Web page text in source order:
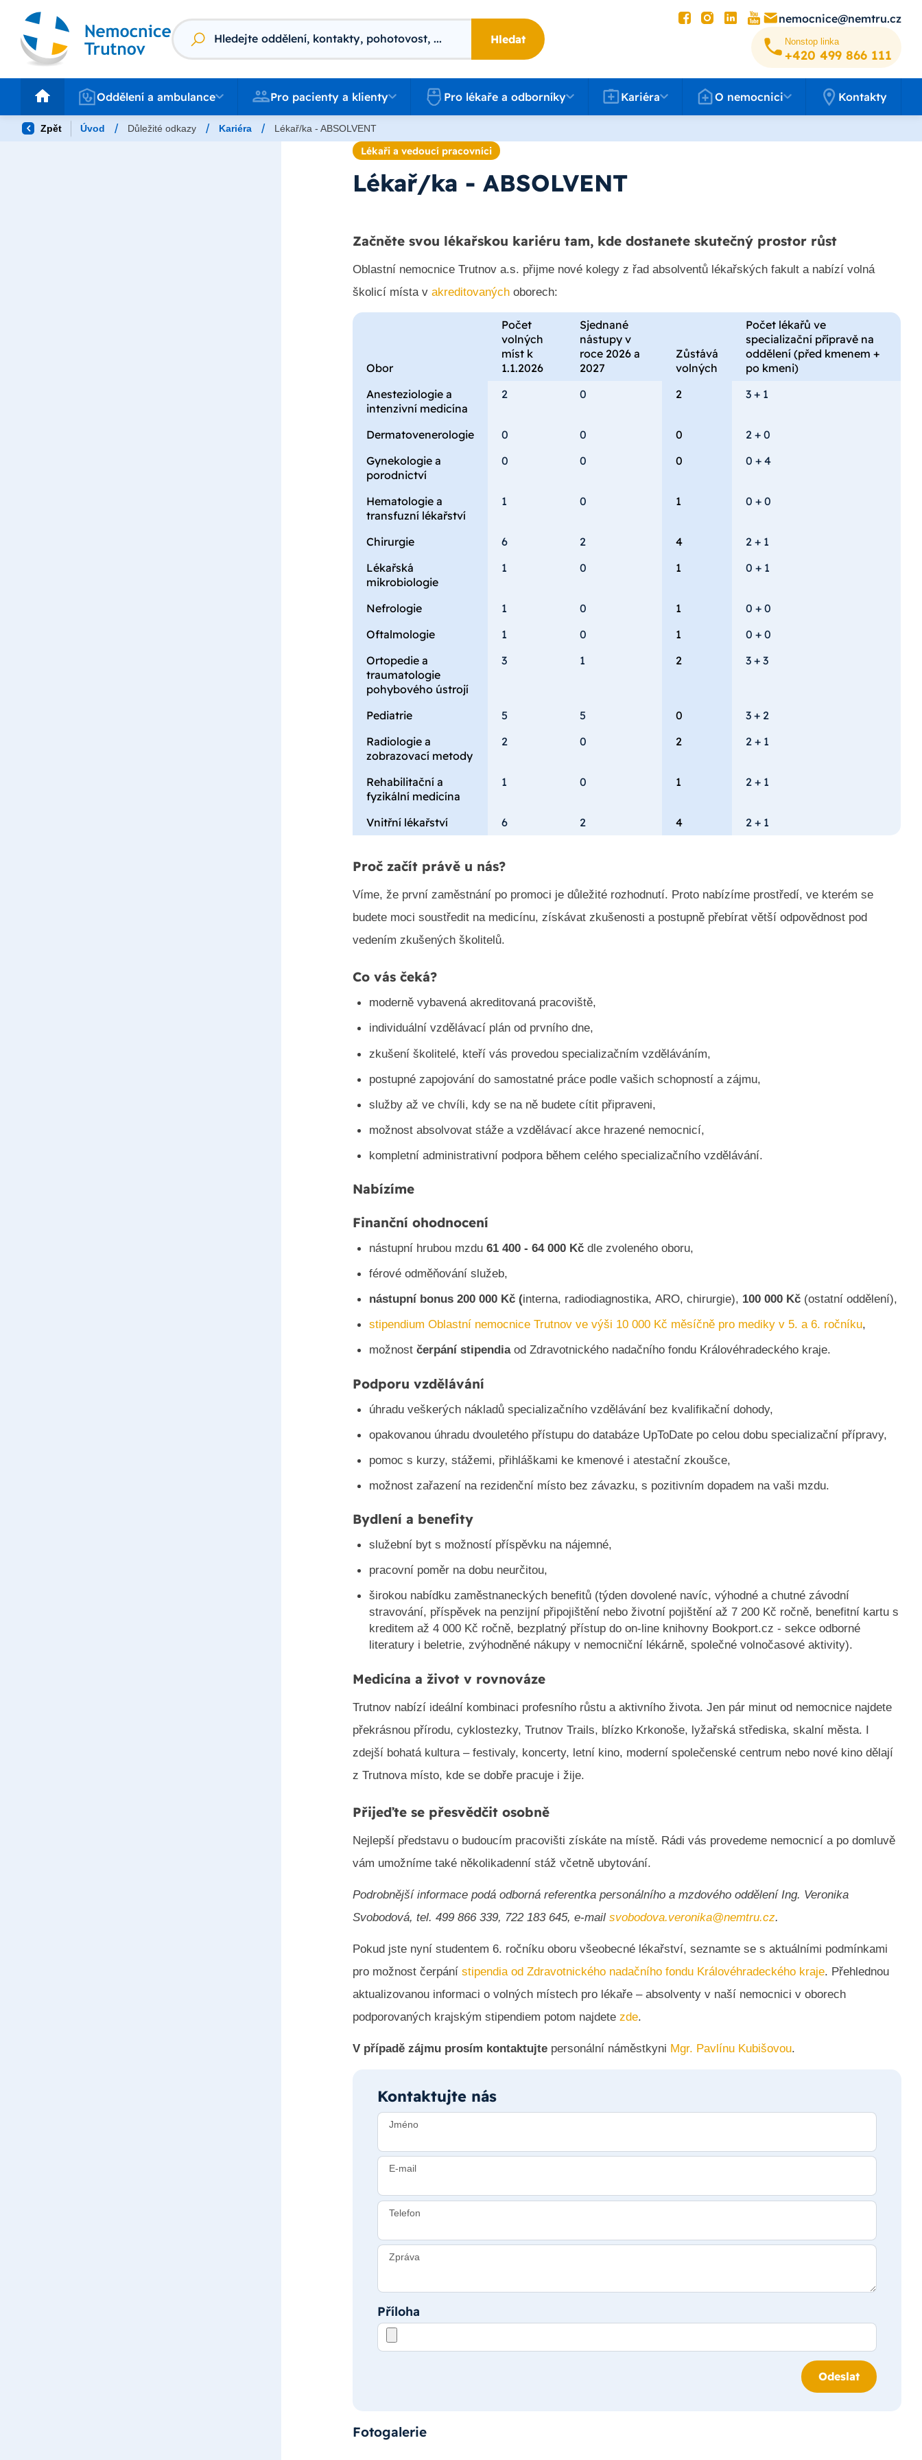
Vyhledávání
Hledat
nemocnice@nemtru.cz
Nonstop linka
+420 499 8­66 111
Oddělení a ambulance
Oddělení a ambulance Pro pacienty a klienty
Pro lékaře a odborníky
Pro lékaře a odborníky
Kariéra
Kariéra
O nemocnici
O nemocnici Kontakty
Zpět Úvod / Důležité odkazy / Kariéra / Lékař/ka - ABSOLVENT
Lékaři a vedoucí pracovníci
Lékař/ka - ABSOLVENT
Začněte svou lékařskou kariéru tam, kde dostanete skutečný prostor růst
Oblastní nemocnice Trutnov a.s. přijme nové kolegy z řad absolventů lékařských fakult a nabízí volná
školicí místa vakreditovanýchoborech:
Obor
Počet
volných
míst k
1.1.2026
Sjednané
nástupy v
roce 2026 a
2027
Zůstává
volných
Počet lékařů ve
specializační přípravě na
oddělení (před kmenem +
po kmeni)
Anesteziologie a
intenzivní medicína
2 0 2 3 + 1
Dermatovenerologie 0 0 0
2 + 0
Gynekologie a
porodnictví
0 0 0 0 + 4
Hematologie a
transfuzní lékařství
1 0 1 0 + 0
Chirurgie 6 2 4
2 + 1
Lékařská
mikrobiologie
1 0 1 0 + 1
Nefrologie 1 0 1
0 + 0
Oftalmologie
1 0 1
0 + 0
Ortopedie a
traumatologie
pohybového ústrojí
3 1 2 3 + 3
Pediatrie 5 5 0
3 + 2
Radiologie a
zobrazovací metody
2 0 2 2 + 1
Rehabilitační a
fyzikální medicína
1 0 1 2 + 1
Vnitřní lékařství 6 2 4 2 + 1
Proč začít právě u nás?
Víme, že první zaměstnání po promoci je důležité rozhodnutí. Proto nabízíme prostředí, ve kterém se
budete moci soustředit na medicínu, získávat zkušenosti a postupně přebírat větší odpovědnost pod
vedením zkušených školitelů.
Co vás čeká?
moderně vybavená akreditovaná pracoviště,
individuální vzdělávací plán od prvního dne,
zkušení školitelé, kteří vás provedou specializačním vzděláváním,
postupné zapojování do samostatné práce podle vašich schopností a zájmu,
služby až ve chvíli, kdy se na ně budete cítit připraveni,
možnost absolvovat stáže a vzdělávací akce hrazené nemocnicí,
kompletní administrativní podpora během celého specializačního vzdělávání.
Nabízíme
Finanční ohodnocení
nástupní hrubou mzdu61 400 - 64 000 Kč dle zvoleného oboru,
férové odměňování služeb,
nástupní bonus 200 000 Kč (interna, radiodiagnostika, ARO, chirurgie), 100 000 Kč (ostatní oddělení),
stipendium Oblastní nemocnice Trutnov ve výši 10 000 Kč měsíčně pro mediky v 5. a 6. ročníku,
možnostčerpání stipendiaod Zdravotnického nadačního fondu Královéhradec­kého kraje.
Podporu vzdělávání
úhradu veškerých nákladů specializačního vzdělávání bez kvalifikační dohody,
opakovanou úhradu dvouletého přístupu do databáze UpToDate po celou dobu specializační přípravy,
pomoc s kurzy, stážemi, přihláškami ke kmenové i atestační zkoušce,
možnost zařazení na rezidenční místo bez závazku, s pozitivním dopadem na vaši mzdu.
Bydlení a benefity
služební byt s možností příspěvku na nájemné,
pracovní poměr na dobu neurčitou,
širokou nabídku zaměstnaneckých benefitů (týden dovolené navíc, výhodné a chutné závodní
stravování, příspěvek na penzijní připojištění nebo životní pojištění až 7 200 Kč ročně, benefitní kartu s
kreditem až 4 000 Kč ročně, bezplatný přístup do on-line knihovny Bookport.cz - sekce odborné
literatury i beletrie, zvýhodněné nákupy v nemocniční lékárně, společné volnočasové aktivity).
Medicína a život v rovnováze
Trutnov nabízí ideální kombinaci profesního růstu a aktivního života. Jen pár minut od nemocnice najdete
překrásnou přírodu, cyklostezky, Trutnov Trails, blízko Krkonoše, lyžařská střediska, skalní města. I
zdejší bohatá kultura – festivaly, koncerty, letní kino, moderní společenské centrum nebo nové kino dělají
z Trutnova místo, kde se dobře pracuje i žije.
Přijeďte se přesvědčit osobně
Nejlepší představu o budoucím pracovišti získáte na místě. Rádi vás provedeme nemocnicí a po domluvě
vám umožníme také několikadenní stáž včetně ubytování.
Podrobnější informace podá odborná referentka personálního a mzdového oddělení Ing. Veronika
Svobodová, tel. 499 866 339, 722 183 645, e-mailsvobodova.veronika@nemtru.cz.
Pokud jste nyní studentem 6. ročníku oboru všeobecné lékařství, seznamte se s aktuálními podmínkami
pro možnost čerpánístipendia od Zdravotnického nadačního fondu Královéhradeckého kraje. Přehlednou
aktualizovanou informaci o volných místech pro lékaře – absolventy v naší nemocnici v oborech
podporovaných krajským stipendiem potom najdetezde.
V případě zájmu prosím kontaktujte personální náměstkyni Mgr. Pavlínu Kubišovou.
Kontaktujte nás
Jméno
E-mail
Telefon
Zpráva
Příloha
Odeslat
Fotogalerie